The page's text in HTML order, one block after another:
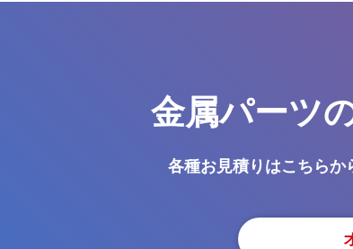
金属パーツ
各種お見積りはこちらか